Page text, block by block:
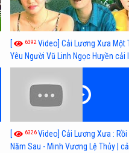
[ 6392 Video] Cải Lương Xưa Một
Yêu Người Vũ Linh Ngọc Huyền cải
xã hội hay nhất
[ 6326Video] Cải Lương Xưa : Rồi
Năm Sau - Minh Vương Lệ Thủy |